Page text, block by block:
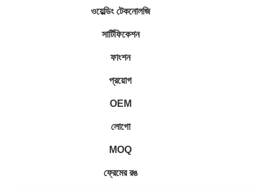
ওয়েল্ডিং টেকনোলজি
সার্টিফিকেশন
ফাংশন
প্রয়োগ
OEM
লোগো
MOQ
ফ্রেমের রঙ